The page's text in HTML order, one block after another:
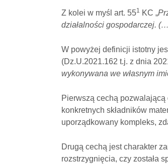
Z kolei w myśl art. 551 KC „
działalności gospodarczej.
W powyżej definicji istotny
(Dz.U.2021.162 t.j. z dnia
wykonywana we własnym
Pierwszą cechą
konkretnych składników
uporządkowany kompleks,
Drugą cechą jest charakter
rozstrzygnięcia, czy została